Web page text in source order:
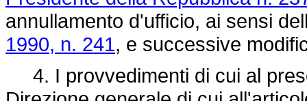
annullamento d'ufficio, ai sensi
1990, n. 241, e successive
4. I provvedimenti di cui al